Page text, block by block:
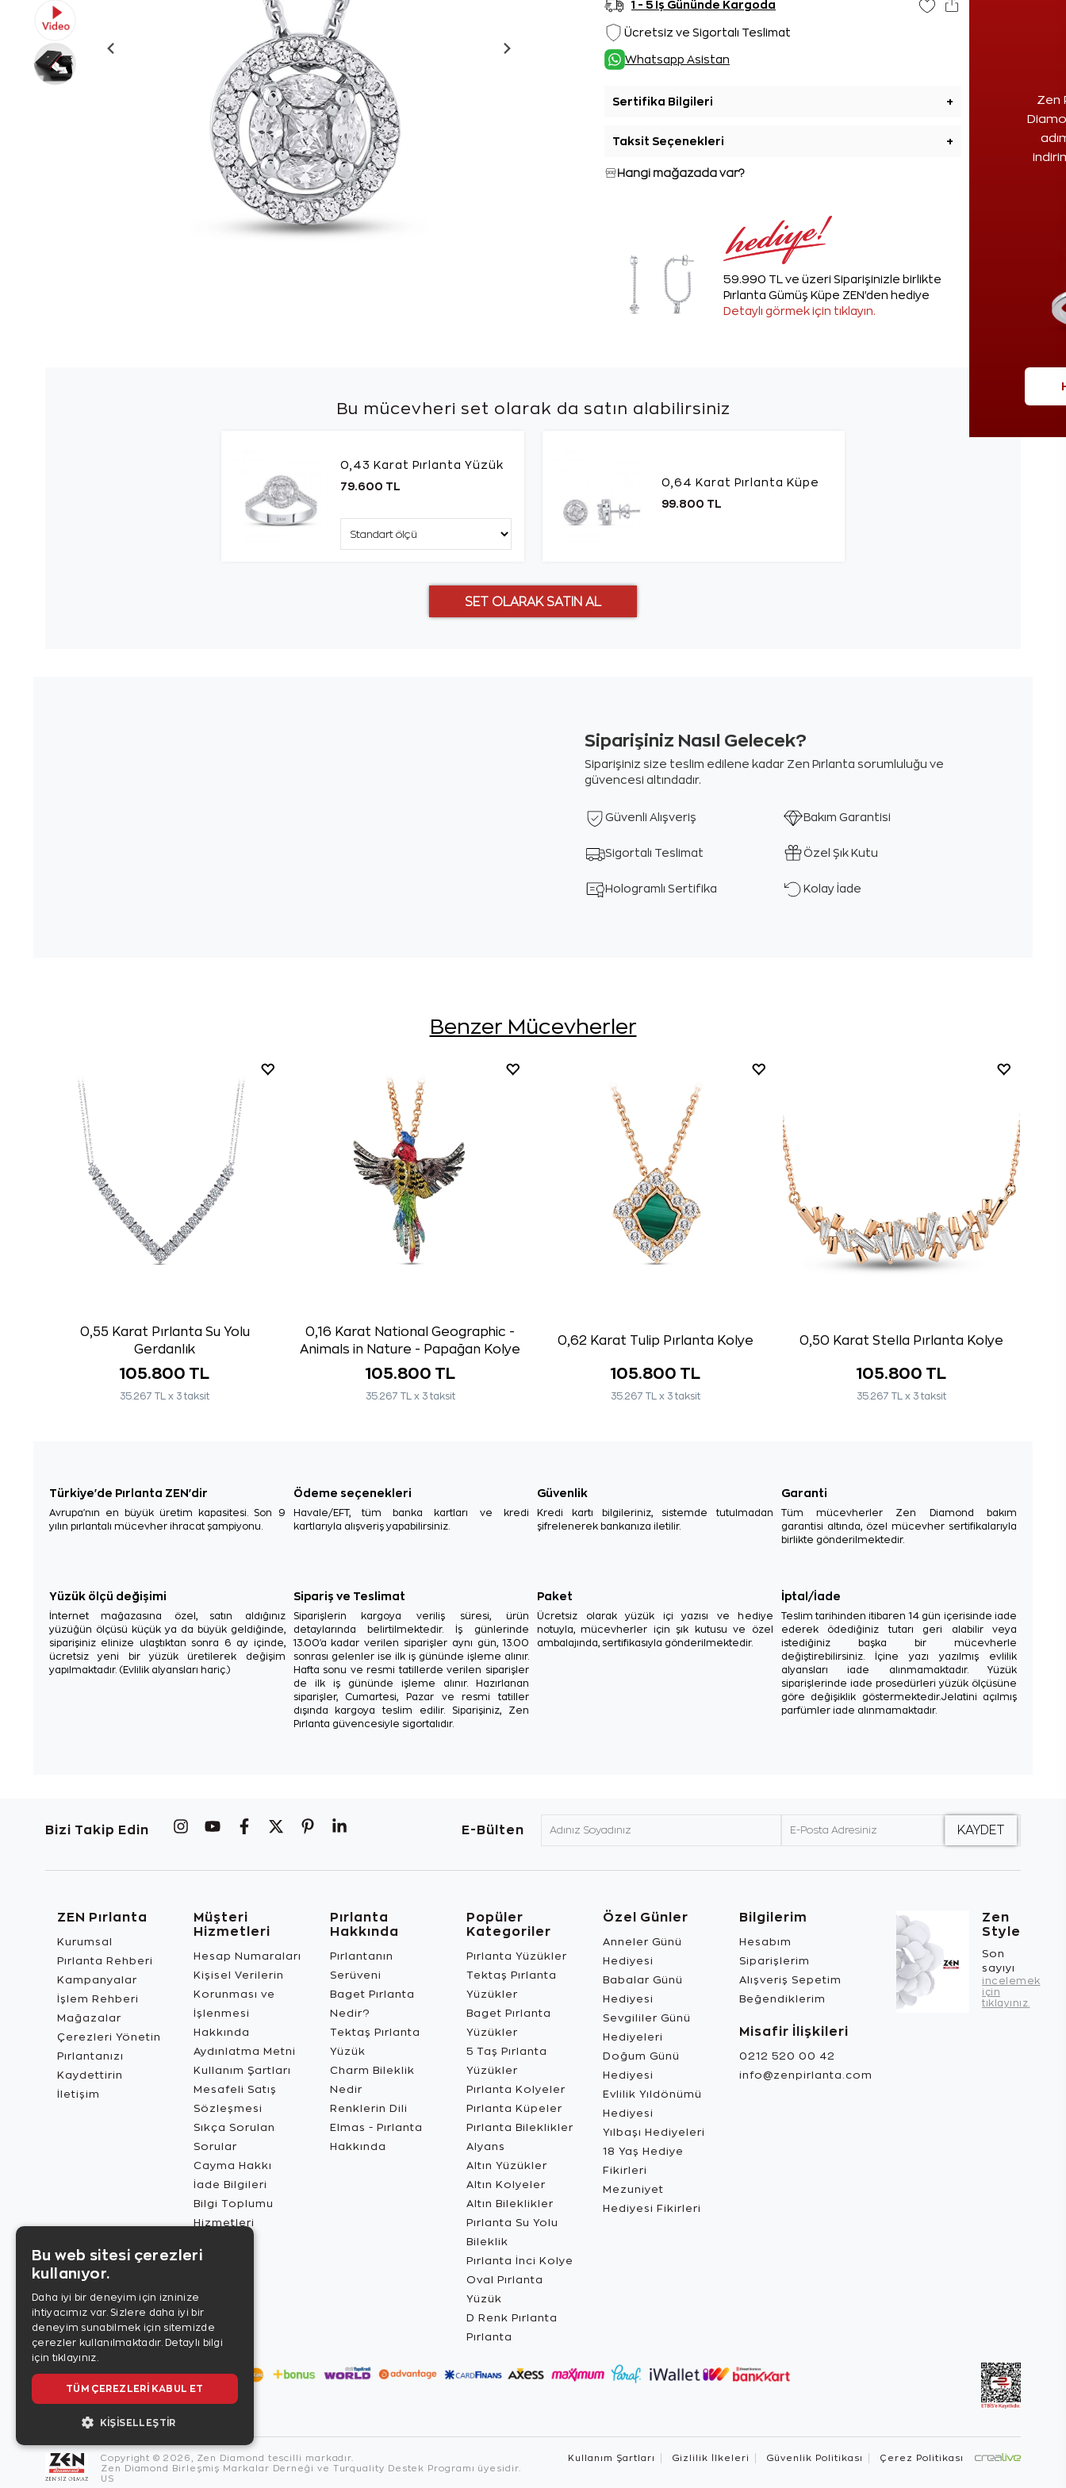
Zen
1 - 5 İş Gününde Kargoda
Ücretsiz ve Sigortalı Teslimat
Whatsapp Asistan
Sertifika Bilgileri +
Taksit Seçenekleri +
Hangi mağazada var?
59.990 TL ve üzeri Siparişinizle birlikte
Pırlanta Gümüş Küpe ZEN'den hediye
Detaylı görmek için tıklayın.
Bu mücevheri set olarak da satın alabilirsiniz
0,43 Karat Pırlanta Yüzük
79.600 TL 0,64 Karat Pırlanta Küpe
99.800 TL
Siparişiniz Nasıl Gelecek?
Siparişiniz size teslim edilene kadar Zen Pırlanta sorumluluğu ve
güvencesi altındadır.
Güvenli Alışveriş Bakım Garantisi
Sigortalı Teslimat Özel Şık Kutu
Hologramlı Sertifika Kolay İade
Benzer Mücevherler
0,55 Karat Pırlanta Su Yolu
Gerdanlık
105.800 TL
35.267 TL x 3 taksit
0,16 Karat National Geographic -
Animals in Nature - Papağan Kolye
105.800 TL
35.267 TL x 3 taksit
0,62 Karat Tulip Pırlanta Kolye
105.800 TL
35.267 TL x 3 taksit
0,50 Karat Stella Pırlanta Kolye
105.800 TL
35.267 TL x 3 taksit
Türkiye'de Pırlanta ZEN'dir
Avrupa'nın en büyük üretim kapasitesi. Son 9
yılın pırlantalı mücevher ihracat şampiyonu.
Ödeme seçenekleri
Havale/EFT, tüm banka kartları ve kredi
kartlarıyla alışveriş yapabilirsiniz.
Güvenlik
Kredi kartı bilgileriniz, sistemde tutulmadan
şifrelenerek bankanıza iletilir.
Garanti
Tüm mücevherler Zen Diamond bakım
garantisi altında, özel mücevher sertifikalarıyla
birlikte gönderilmektedir.
Yüzük ölçü değişimi
İnternet mağazasına özel, satın aldığınız
yüzüğün ölçüsü küçük ya da büyük geldiğinde,
siparişiniz elinize ulaştıktan sonra 6 ay içinde,
ücretsiz yeni bir yüzük üretilerek değişim
yapılmaktadır. (Evlilik alyansları hariç.)
Sipariş ve Teslimat
Siparişlerin kargoya veriliş süresi, ürün
detaylarında belirtilmektedir. İş günlerinde
13.00'a kadar verilen siparişler aynı gün, 13.00
sonrası gelenler ise ilk iş gününde işleme alınır.
Hafta sonu ve resmi tatillerde verilen siparişler
de ilk iş gününde işleme alınır. Hazırlanan
siparişler, Cumartesi, Pazar ve resmi tatiller
dışında kargoya teslim edilir. Siparişiniz, Zen
Pırlanta güvencesiyle sigortalıdır.
Paket
Ücretsiz olarak yüzük içi yazısı ve hediye
notuyla, mücevherler için şık kutusu ve özel
ambalajında, sertifikasıyla gönderilmektedir.
İptal/İade
Teslim tarihinden itibaren 14 gün içerisinde iade
ederek ödediğiniz tutarı geri alabilir veya
istediğiniz başka bir mücevherle
değiştirebilirsiniz. İçine yazı yazılmış evlilik
alyansları iade alınmamaktadır. Yüzük
siparişlerinde iade prosedürleri yüzük ölçüsüne
göre değişiklik göstermektedir.Jelatini açılmış
parfümler iade alınmamaktadır.
Bizi Takip Edin E-Bülten
ZEN Pırlanta
Kurumsal
Pırlanta Rehberi
Kampanyalar
İşlem Rehberi
Mağazalar
Çerezleri Yönetin
Pırlantanızı
Kaydettirin
İletişim
Müşteri
Hizmetleri
Hesap Numaraları
Kişisel Verilerin
Korunması ve
İşlenmesi
Hakkında
Aydınlatma Metni
Kullanım Şartları
Mesafeli Satış
Sözleşmesi
Sıkça Sorulan
Sorular
Cayma Hakkı
İade Bilgileri
Bilgi Toplumu
Hizmetleri
Pırlanta
Hakkında
Pırlantanın
Serüveni
Baget Pırlanta
Nedir?
Tektaş Pırlanta
Yüzük
Charm Bileklik
Nedir
Renklerin Dili
Elmas - Pırlanta
Hakkında
Popüler
Kategoriler
Pırlanta Yüzükler
Tektaş Pırlanta
Yüzükler
Baget Pırlanta
Yüzükler
5 Taş Pırlanta
Yüzükler
Pırlanta Kolyeler
Pırlanta Küpeler
Pırlanta Bileklikler
Alyans
Altın Yüzükler
Altın Kolyeler
Altın Bileklikler
Pırlanta Su Yolu
Bileklik
Pırlanta İnci Kolye
Oval Pırlanta
Yüzük
D Renk Pırlanta
Pırlanta
Özel Günler
Anneler Günü
Hediyesi
Babalar Günü
Hediyesi
Sevgililer Günü
Hediyeleri
Doğum Günü
Hediyesi
Evlilik Yıldönümü
Hediyesi
Yılbaşı Hediyeleri
18 Yaş Hediye
Fikirleri
Mezuniyet
Hediyesi Fikirleri
Bilgilerim
Hesabım
Siparişlerim
Alışveriş Sepetim
Beğendiklerim
Misafir İlişkileri
0212 520 00 42
info@zenpirlanta.com
Zen
Style
Son
sayıyı
incelemek
için
tıklayınız.
Copyright © 2026, Zen Diamond tescilli markadır.
Zen Diamond Birleşmiş Markalar Derneği ve Turquality Destek Programı üyesidir.
US
Kullanım Şartları Gizlilik İlkeleri Güvenlik Politikası Çerez Politikası
Bu web sitesi çerezleri
kullanıyor.
Daha iyi bir deneyim için izninize
ihtiyacımız var. Sizlere daha iyi bir
deneyim sunabilmek için sitemizde
çerezler kullanılmaktadır. Detaylı bilgi
için tıklayınız.
TÜM ÇEREZLERI KABUL ET
KIŞISELLEŞTIR